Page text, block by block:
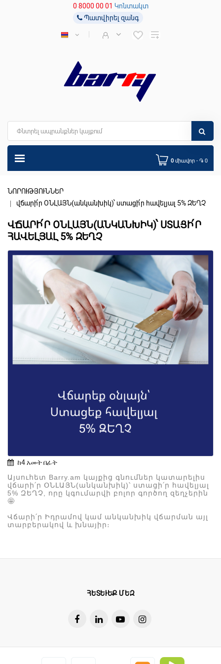
0 8000 00 01 Կոնտակտ
Պատվիրել զանգ
0 միավոր - ֏ 0
ՆՈՐՈՒԹՅՈՒՆՆԵՐ
վճարի՛ր ՕՆԼԱՅՆ(անկանխիկ)՝ ստացի՛ր հավելյալ 5% ԶԵՂՉ
ՎՃԱՐԻ՛Ր ՕՆԼԱՅՆ(ԱՆԿԱՆԽԻԿ)՝ ՍՏԱՑԻ՛Ր
ՀԱՎԵԼՅԱԼ 5% ԶԵՂՉ
ከ4 አመት በፊት
Այսուհետ Barry.am կայքից գնումներ կատարելիս
վճարի՛ր ՕՆԼԱՅՆ(անկանխիկ)՝ ստացի՛ր հավելյալ
5% ԶԵՂՉ, որը կգումարվի բոլոր գործող զեղչերին
🤩
Վճարի՛ր Իդրամով կամ անկանխիկ վճարման այլ
տարբերակով և խնայիր։
ՀԵՏԵՒԵՔ ՄԵԶ